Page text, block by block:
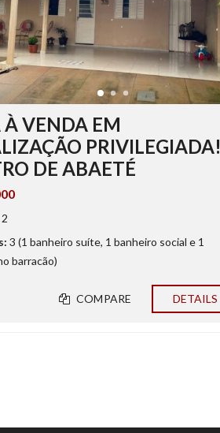
À VENDA EM
PRIVILEGIADA!
DE ABAETÉ
2
3 (1 banheiro suíte, 1 banheiro social e 1
barracão)
COMPARE DETAILS